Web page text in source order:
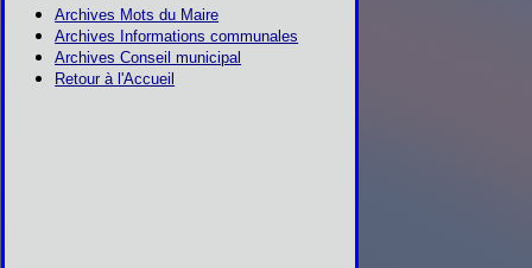
Archives Mots du Maire
Archives Informations communales
Archives Conseil municipal
Retour à l'Accueil